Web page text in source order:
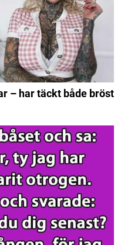
– har täckt både bröst